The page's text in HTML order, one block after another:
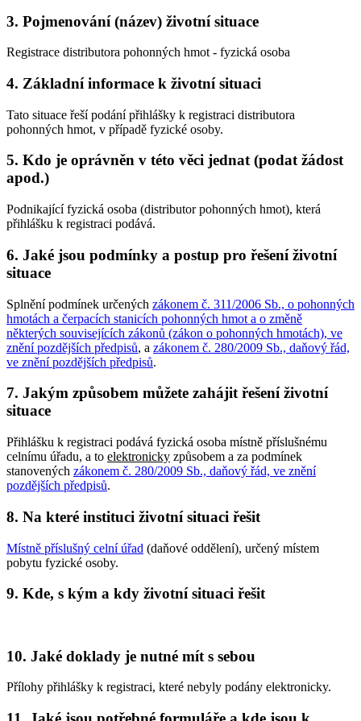
3. Pojmenování (název) životní situace
Registrace distributora pohonných hmot - fyzická osoba
4. Základní informace k životní situaci
Tato situace řeší podání přihlášky k registraci distributora
pohonných hmot, v případě fyzické osoby.
5. Kdo je oprávněn v této věci jednat (podat žádost
apod.)
Podnikající fyzická osoba (distributor pohonných hmot), která
přihlášku k registraci podává.
6. Jaké jsou podmínky a postup pro řešení životní
situace
Splnění podmínek určených zákonem č. 311/2006 Sb., o pohonných
hmotách a čerpacích stanicích pohonných hmot a o změně
některých souvisejících zákonů (zákon o pohonných hmotách), ve
znění pozdějších předpisů, a zákonem č. 280/2009 Sb., daňový řád,
ve znění pozdějších předpisů.
7. Jakým způsobem můžete zahájit řešení životní
situace
Přihlášku k registraci podává fyzická osoba místně příslušnému
celnímu úřadu, a to elektronicky způsobem a za podmínek
stanovených zákonem č. 280/2009 Sb., daňový řád, ve znění
pozdějších předpisů.
8. Na které instituci životní situaci řešit
Místně příslušný celní úřad (daňové oddělení), určený místem
pobytu fyzické osoby.
9. Kde, s kým a kdy životní situaci řešit
10. Jaké doklady je nutné mít s sebou
Přílohy přihlášky k registraci, které nebyly podány elektronicky.